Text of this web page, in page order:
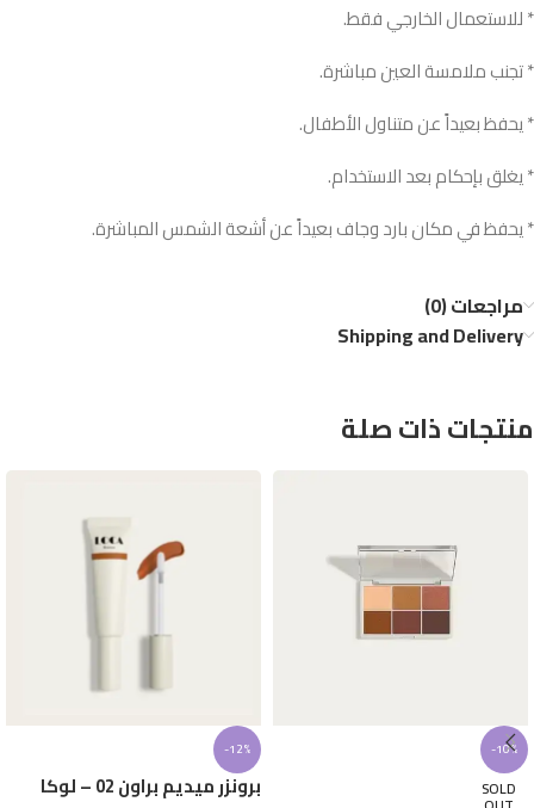
* للاستعمال الخارجي فقط.
* تجنب ملامسة العين مباشرة.
* يحفظ بعيداً عن متناول الأطفال.
* يغلق بإحكام بعد الاستخدام.
* يحفظ في مكان بارد وجاف بعيداً عن أشعة الشمس المباشرة.
مراجعات (0)
Shipping and Delivery
منتجات ذات صلة
-10%
SOLD
-12%
برونزر ميديم براون 02 – لوكا